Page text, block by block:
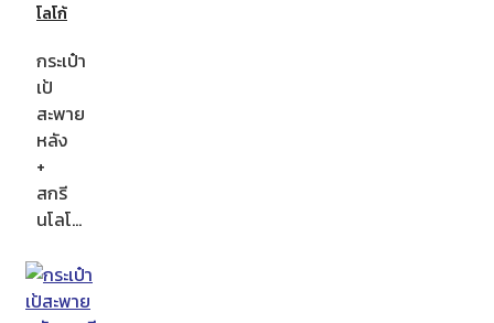
โลโก้
กระเป๋า
เป้
สะพาย
หลัง
+
สกรี
นโลโ…